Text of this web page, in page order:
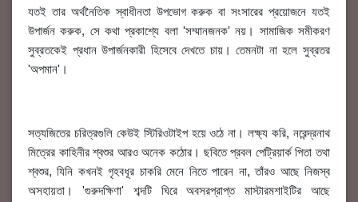
যতই তার অর্থনৈতিক স্বাধীনতা উপভোগ করুক বা সংসারের প্রয়োজনে যতই
উপার্জন করুক, সে কথা প্রকাশ্যে বলা 'সম্মানজনক' নয়। সামাজিক সমীকরণ
সুব্রতকেই প্রধান উপার্জনকারী হিসেবে দেখতে চায়। তেমনটা না হলে সুব্রতর
'অপমান'।
সত্যজিতের চরিত্রগুলি কেউই স্টিরিওটাইপ হয়ে ওঠে না। লক্ষ্য করি, নরেন্দ্রনাথ
মিত্রের কাহিনীর শ্বশুর আরও অনেক কঠোর। ছবিতে প্রবল পেট্রিয়ার্ক পিতা তথা
শ্বশুর, যিনি কখনই গৃহবধূর চাকরি মেনে নিতে পারেন না, তাঁরও আছে নিজস্ব
অসহায়তা। 'গুরুদক্ষিণা' শব্দটি ঘিরে অবসরপ্রাপ্ত মাস্টারমশাইটির আছে